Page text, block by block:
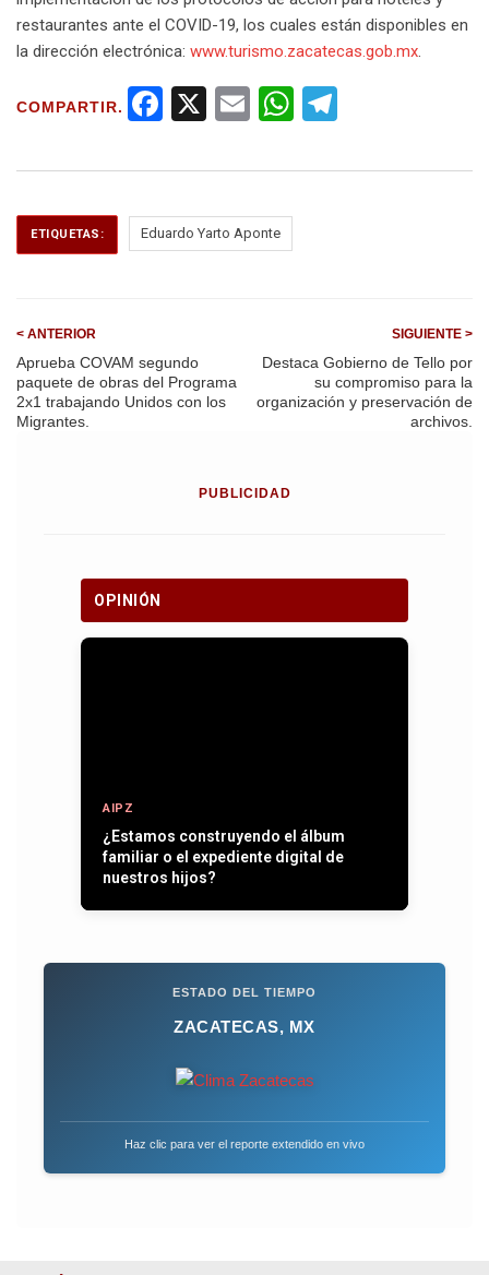
restaurantes ante el COVID-19, los cuales están disponibles en
la dirección electrónica: www.turismo.zacatecas.gob.mx.
COMPARTIR.
F
ce
b
o
X
E
ail
W
at e
ETIQUETAS: Eduardo Yarto Aponte
< ANTERIOR
Aprueba COVAM segundo
paquete de obras del Programa
2x1 trabajando Unidos con los
Migrantes.
SIGUIENTE >
Destaca Gobierno de Tello por
su compromiso para la
organización y preservación de
archivos.
PUBLICIDAD
OPINIÓN
AIPZ
¿Estamos construyendo el álbum
familiar o el expediente digital de
nuestros hijos?
ESTADO DEL TIEMPO
ZACATECAS, MX
Haz clic para ver el reporte extendido en vivo